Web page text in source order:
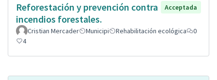
Reforestación y prevención contra
incendios forestales.
Acceptada
Cristian Mercader Municipi Rehabilitación ecológica
0
4